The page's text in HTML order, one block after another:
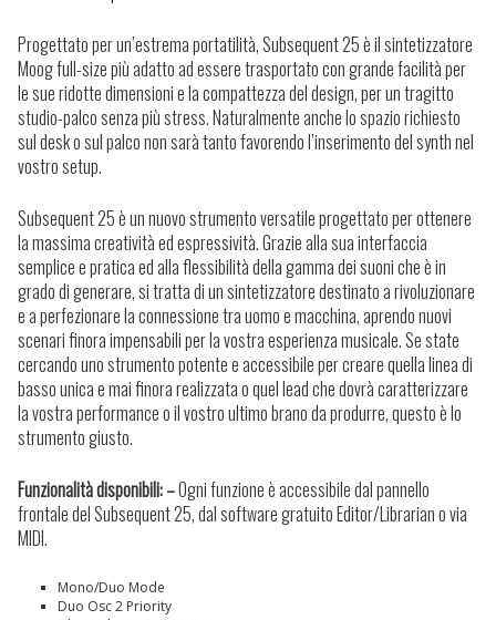
Progettato per un’estrema portatilità, Subsequent 25 è il sintetizzatore
Moog full-size più adatto ad essere trasportato con grande facilità per
le sue ridotte dimensioni e la compattezza del design, per un tragitto
studio-palco senza più stress. Naturalmente anche lo spazio richiesto
sul desk o sul palco non sarà tanto favorendo l’inserimento del synth nel
vostro setup.
Subsequent 25 è un nuovo strumento versatile progettato per ottenere
la massima creatività ed espressività. Grazie alla sua interfaccia
semplice e pratica ed alla flessibilità della gamma dei suoni che è in
grado di generare, si tratta di un sintetizzatore destinato a rivoluzionare
e a perfezionare la connessione tra uomo e macchina, aprendo nuovi
scenari finora impensabili per la vostra esperienza musicale. Se state
cercando uno strumento potente e accessibile per creare quella linea di
basso unica e mai finora realizzata o quel lead che dovrà caratterizzare
la vostra performance o il vostro ultimo brano da produrre, questo è lo
strumento giusto.
Funzionalità disponibili: –Ogni funzione è accessibile dal pannello
frontale del Subsequent 25, dal software gratuito Editor/Librarian o via
MIDI.
Mono/Duo Mode
Duo Osc 2 Priority